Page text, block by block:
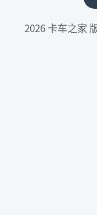
2026 卡车之家